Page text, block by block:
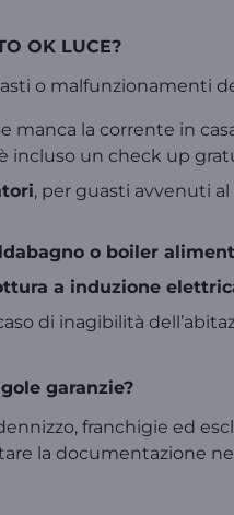
OK LUCE?
o malfunzionamenti
manca la corrente in
incluso un check up
, per guasti avvenuti
o boiler
a induzione
di inagibilità
garanzie?
franchigie ed
la documentazione